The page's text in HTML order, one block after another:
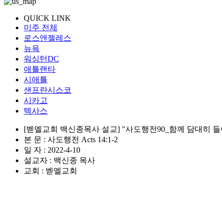
QUICK LINK
미주 전체
로스앤젤레스
뉴욕
워싱턴DC
애틀랜타
시애틀
샌프란시스코
시카고
텍사스
[벧엘교회 백신종목사 설교] "사도행전90_함께 담대히
본 문 : 사도행전 Acts 14:1-2
일 자 : 2022-4-10
설교자 : 백신종 목사
교회 : 벧엘교회